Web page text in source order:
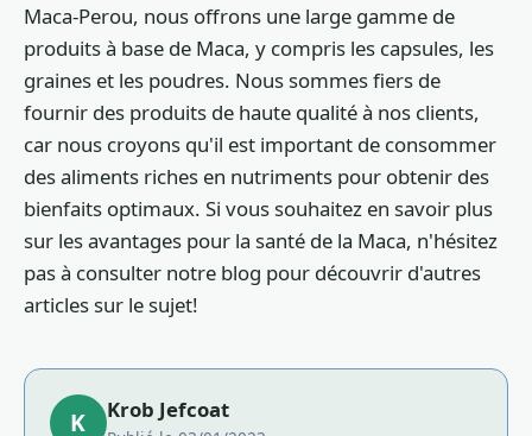
Maca-Perou, nous offrons une large gamme de
produits à base de Maca, y compris les capsules, les
graines et les poudres. Nous sommes fiers de
fournir des produits de haute qualité à nos clients,
car nous croyons qu'il est important de consommer
des aliments riches en nutriments pour obtenir des
bienfaits optimaux. Si vous souhaitez en savoir plus
sur les avantages pour la santé de la Maca, n'hésitez
pas à consulter notre blog pour découvrir d'autres
articles sur le sujet!
K Krob Jefcoat